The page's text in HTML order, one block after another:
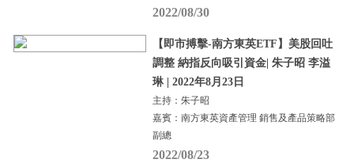
2022/08/30
【即市搏擊-南方東英ETF】美股回吐
調整 納指反向吸引資金| 朱子昭 李溢
琳 | 2022年8月23日
主持：朱子昭
嘉賓：南方東英資產管理 銷售及產品策略部
副總
2022/08/23